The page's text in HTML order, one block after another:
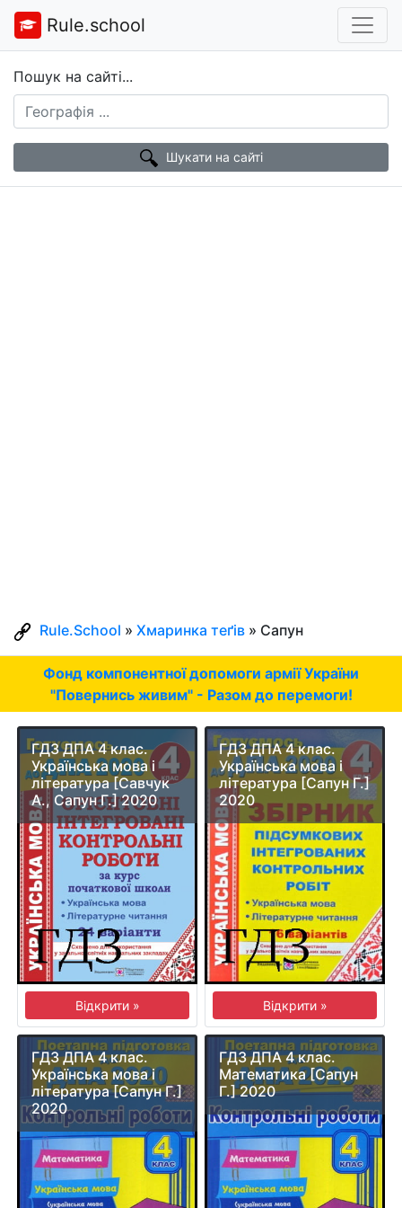
Rule.school
Пошук на сайті...
Шукати на сайті
Rule.School » Хмаринка теґів » Сапун
Фонд компонентної допомоги армії України
"Повернись живим" - Разом до перемоги!
ГДЗ ДПА 4 клас.
Українська мова і
література [Савчук
А., Сапун Г.] 2020
Відкрити »
ГДЗ ДПА 4 клас.
Українська мова і
література [Сапун Г.]
2020
Відкрити »
ГДЗ ДПА 4 клас.
Українська мова і
література [Сапун Г.]
2020
ГДЗ ДПА 4 клас.
Математика [Сапун
Г.] 2020